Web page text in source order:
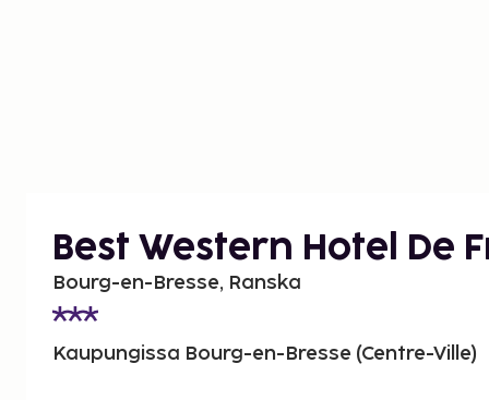
Best Western Hotel De
Bourg-en-Bresse, Ranska
Kaupungissa Bourg-en-Bresse (Centre-Ville)